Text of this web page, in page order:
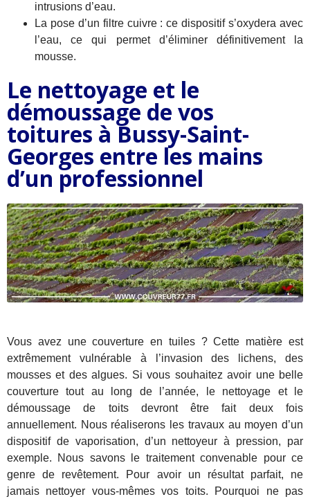
intrusions d’eau.
La pose d’un filtre cuivre : ce dispositif s’oxydera avec
l’eau, ce qui permet d’éliminer définitivement la
mousse.
Le nettoyage et le
démoussage de vos
toitures à Bussy-Saint-
Georges entre les mains
d’un professionnel
Vous avez une couverture en tuiles ? Cette matière est
extrêmement vulnérable à l’invasion des lichens, des
mousses et des algues. Si vous souhaitez avoir une belle
couverture tout au long de l’année, le nettoyage et le
démoussage de toits devront être fait deux fois
annuellement. Nous réaliserons les travaux au moyen d’un
dispositif de vaporisation, d’un nettoyeur à pression, par
exemple. Nous savons le traitement convenable pour ce
genre de revêtement. Pour avoir un résultat parfait, ne
jamais nettoyer vous-mêmes vos toits. Pourquoi ne pas